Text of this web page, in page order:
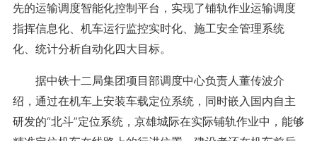
先的运输调度智能化控制平台，实现了铺轨作业运输调度
指挥信息化、机车运行监控实时化、施工安全管理系统
化、统计分析自动化四大目标。
据中铁十二局集团项目部调度中心负责人董传波介
绍，通过在机车上安装车载定位系统，同时嵌入国内自主
研发的“北斗”定位系统，京雄城际在实际铺轨作业中，能够